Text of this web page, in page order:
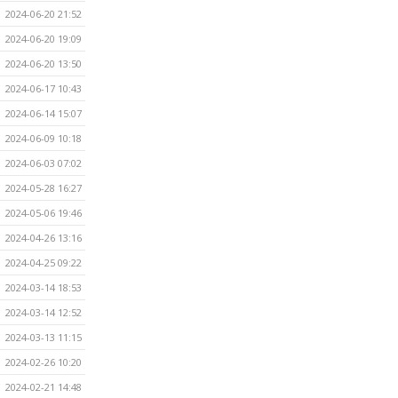
2024-06-20 21:52
2024-06-20 19:09
2024-06-20 13:50
2024-06-17 10:43
2024-06-14 15:07
2024-06-09 10:18
2024-06-03 07:02
2024-05-28 16:27
2024-05-06 19:46
2024-04-26 13:16
2024-04-25 09:22
2024-03-14 18:53
2024-03-14 12:52
2024-03-13 11:15
2024-02-26 10:20
2024-02-21 14:48